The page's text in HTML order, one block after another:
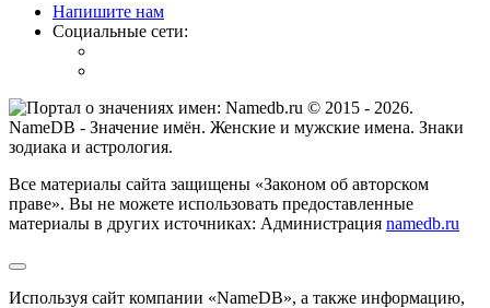
Напишите нам
Социальные сети:
© 2015 - 2026.
NameDB - Значение имён. Женские и мужские имена. Знаки
зодиака и астрология.
Все материалы сайта защищены «Законом об авторском
праве». Вы не можете использовать предоставленные
материалы в других источниках: Администрация namedb.ru
Используя сайт компании «NameDB», а также информацию,